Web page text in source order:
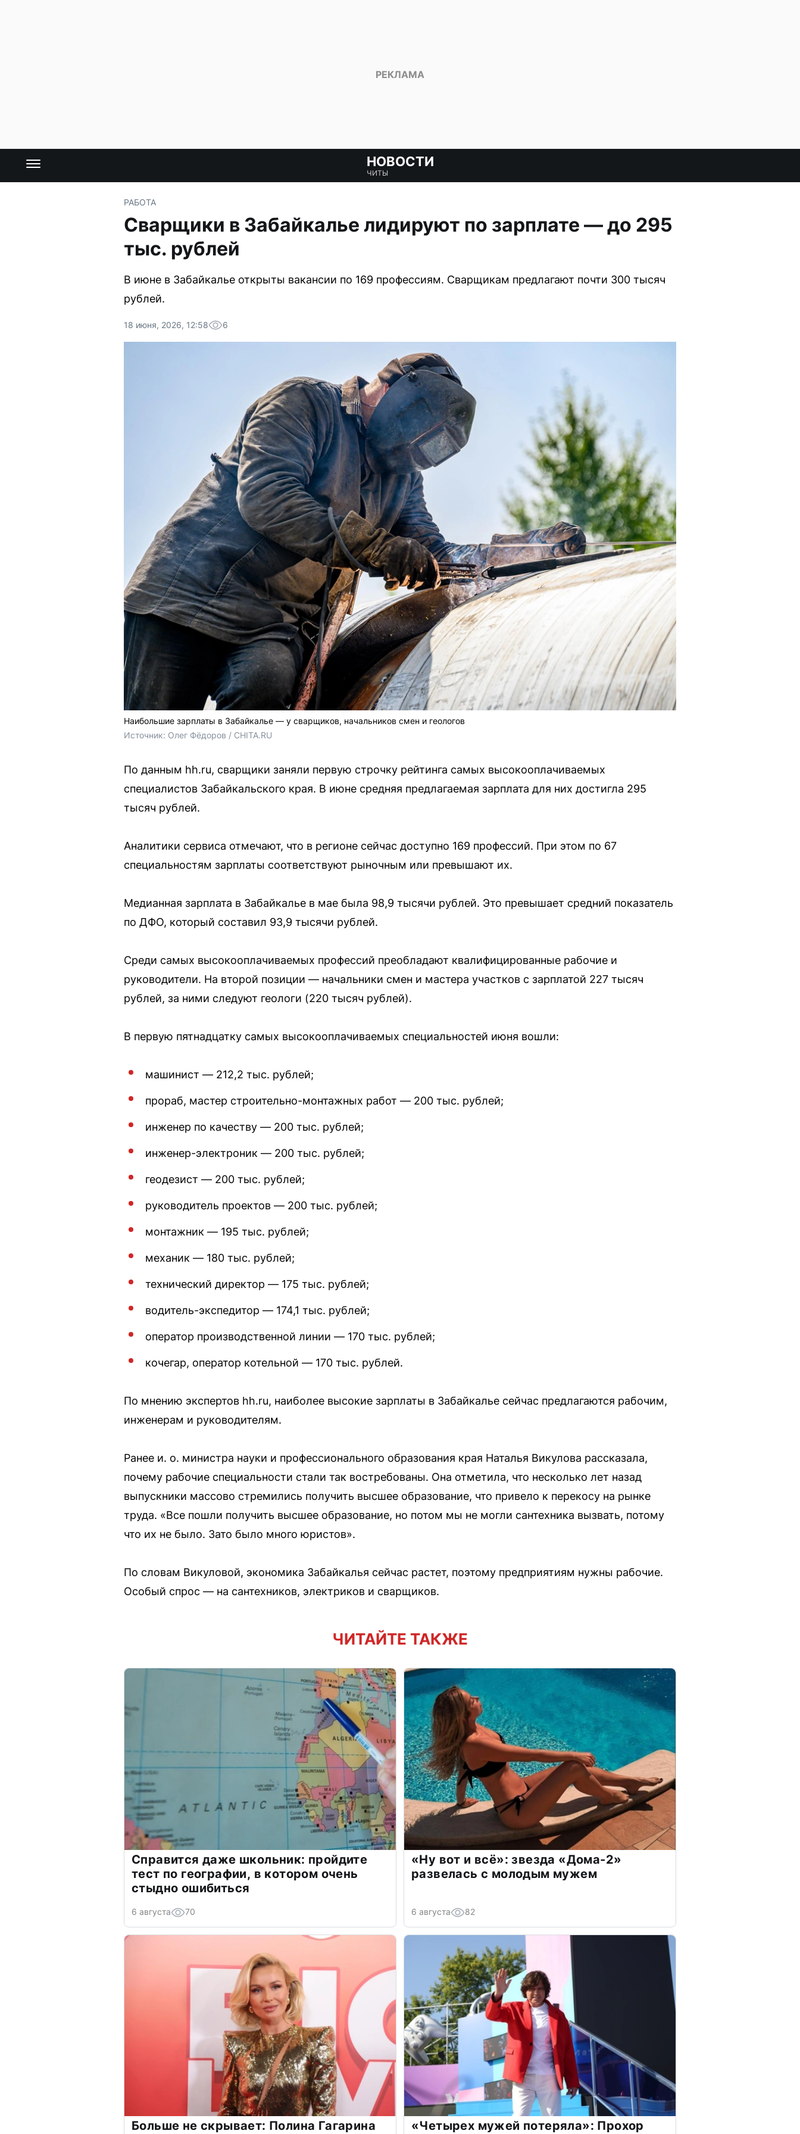
НОВОСТИ
ЧИТЫ
РАБОТА
Сварщики в Забайкалье лидируют по зарплате — до 295
тыс. рублей
В июне в Забайкалье открыты вакансии по 169 профессиям. Сварщикам предлагают почти 300 тысяч
рублей.
18 июня, 2026, 12:58 6
Наибольшие зарплаты в Забайкалье — у сварщиков, начальников смен и геологов
Источник: Олег Фёдоров / CHITA.RU
По данным hh.ru, сварщики заняли первую строчку рейтинга самых высокооплачиваемых
специалистов Забайкальского края. В июне средняя предлагаемая зарплата для них достигла 295
тысяч рублей.
Аналитики сервиса отмечают, что в регионе сейчас доступно 169 профессий. При этом по 67
специальностям зарплаты соответствуют рыночным или превышают их.
Медианная зарплата в Забайкалье в мае была 98,9 тысячи рублей. Это превышает средний показатель
по ДФО, который составил 93,9 тысячи рублей.
Среди самых высокооплачиваемых профессий преобладают квалифицированные рабочие и
руководители. На второй позиции — начальники смен и мастера участков с зарплатой 227 тысяч
рублей, за ними следуют геологи (220 тысяч рублей).
В первую пятнадцатку самых высокооплачиваемых специальностей июня вошли:
машинист — 212,2 тыс. рублей;
прораб, мастер строительно-монтажных работ — 200 тыс. рублей;
инженер по качеству — 200 тыс. рублей;
инженер-электроник — 200 тыс. рублей;
геодезист — 200 тыс. рублей;
руководитель проектов — 200 тыс. рублей;
монтажник — 195 тыс. рублей;
механик — 180 тыс. рублей;
технический директор — 175 тыс. рублей;
водитель-экспедитор — 174,1 тыс. рублей;
оператор производственной линии — 170 тыс. рублей;
кочегар, оператор котельной — 170 тыс. рублей.
По мнению экспертов hh.ru, наиболее высокие зарплаты в Забайкалье сейчас предлагаются рабочим,
инженерам и руководителям.
Ранее и. о. министра науки и профессионального образования края Наталья Викулова рассказала,
почему рабочие специальности стали так востребованы. Она отметила, что несколько лет назад
выпускники массово стремились получить высшее образование, что привело к перекосу на рынке
труда. «Все пошли получить высшее образование, но потом мы не могли сантехника вызвать, потому
что их не было. Зато было много юристов».
По словам Викуловой, экономика Забайкалья сейчас растет, поэтому предприятиям нужны рабочие.
Особый спрос — на сантехников, электриков и сварщиков.
ЧИТАЙТЕ ТАКЖЕ
Справится даже школьник: пройдите
тест по географии, в котором очень
стыдно ошибиться
6 августа 70
«Ну вот и всё»: звезда «Дома-2»
развелась с молодым мужем
6 августа 82
Больше не скрывает: Полина Гагарина
«Четырех мужей потеряла»: Прохор